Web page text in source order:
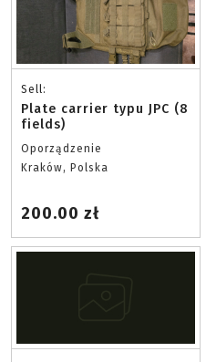
Sell:
Plate carrier typu JPC (8
fields)
Oporządzenie
Kraków, Polska
200.00 zł